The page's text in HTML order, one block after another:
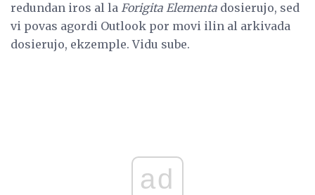
redundan iros al la Forigita Elementa dosierujo, sed
vi povas agordi Outlook por movi ilin al arkivada
dosierujo, ekzemple. Vidu sube.
ad